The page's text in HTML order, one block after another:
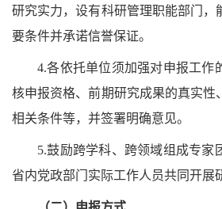
研究实力，设有科研管理职能部门，
要条件并承诺信誉保证。
4.各依托单位须加强对申报工作
核申报资格、前期研究成果的真实性
相关条件等，并签署明确意见。
5.鼓励跨学科、跨领域组成专家
省内党政部门实际工作人员共同开展